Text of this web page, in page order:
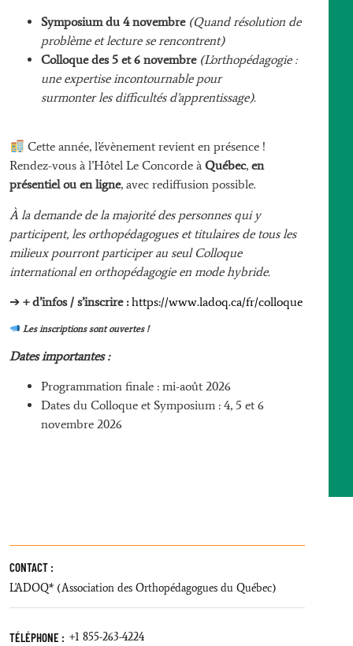
Symposium du 4 novembre (Quand résolution de
problème et lecture se rencontrent)
Colloque des 5 et 6 novembre(L’orthopédagogie :
une expertise incontournable pour
surmonter les difficultés d’apprentissage).
Cette année, l’évènement revient en présence !
Rendez-vous à l’Hôtel Le Concorde àQuébec, en
présentiel ou en ligne, avec rediffusion possible.
À la demande de la majorité des personnes qui y
participent, les orthopédagogues et titulaires de tous les
milieux pourront participer au seul Colloque
international en orthopédagogie en mode hybride.
➔ + d’infos / s’inscrire : https://www.ladoq.ca/fr/colloque
Les inscriptions sont ouvertes !
Dates importantes :
Programmation finale : mi-août 2026
Dates du Colloque et Symposium : 4, 5 et 6
novembre 2026
CONTACT :
L'ADOQ* (Association des Orthopédagogues du Québec)
TÉLÉPHONE : +1 855-263-4224